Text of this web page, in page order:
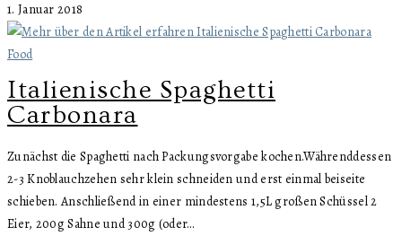
1. Januar 2018
Food
Italienische Spaghetti
Carbonara
Zunächst die Spaghetti nach Packungsvorgabe kochen.Währenddessen
2-3 Knoblauchzehen sehr klein schneiden und erst einmal beiseite
schieben. Anschließend in einer mindestens 1,5L großen Schüssel 2
Eier, 200g Sahne und 300g (oder…